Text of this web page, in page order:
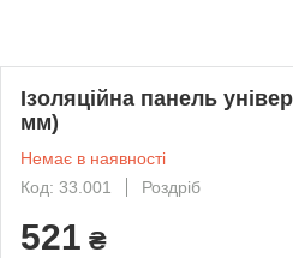
Ізоляційна панель
мм)
Немає в наявності
Код: 33.001
Роздріб
521 ₴